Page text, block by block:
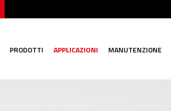
PRODOTTI APPLICAZIONI MANUTENZIONE